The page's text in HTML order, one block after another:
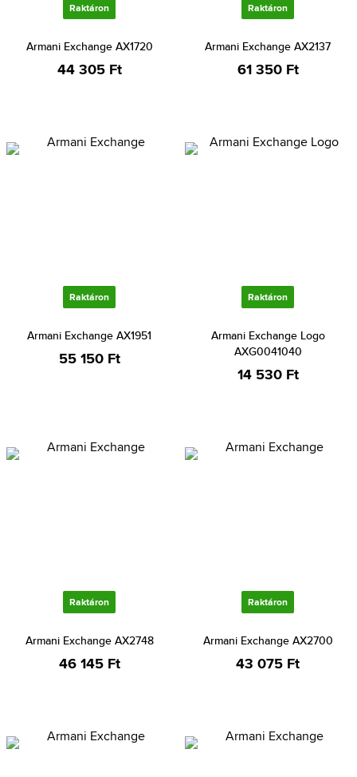
Raktáron
Armani Exchange AX1720
44 305 Ft
Raktáron
Armani Exchange AX2137
61 350 Ft
Raktáron
Armani Exchange AX1951
55 150 Ft
Raktáron
Armani Exchange Logo
AXG0041040
14 530 Ft
Raktáron
Armani Exchange AX2748
46 145 Ft
Raktáron
Armani Exchange AX2700
43 075 Ft